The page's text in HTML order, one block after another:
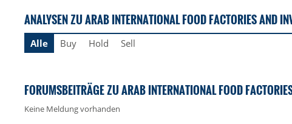
ANALYSEN ZU ARAB INTERNATIONAL FOOD FACTORIES AND
Alle Buy Hold Sell
FORUMSBEITRÄGE ZU ARAB INTERNATIONAL FOOD
Keine Meldung vorhanden